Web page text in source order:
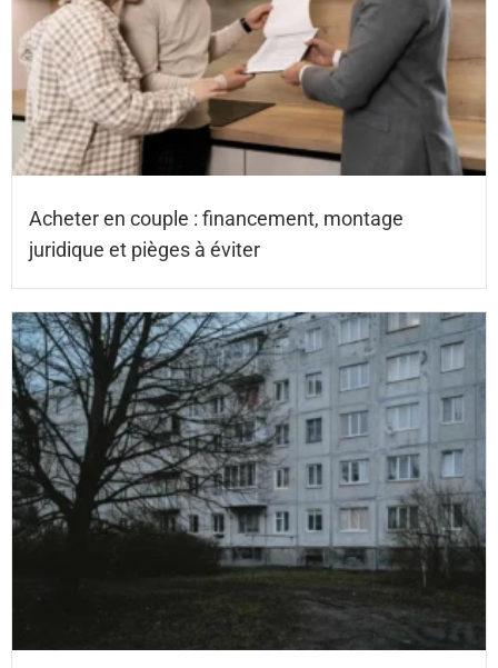
Acheter en couple : financement, montage
juridique et pièges à éviter